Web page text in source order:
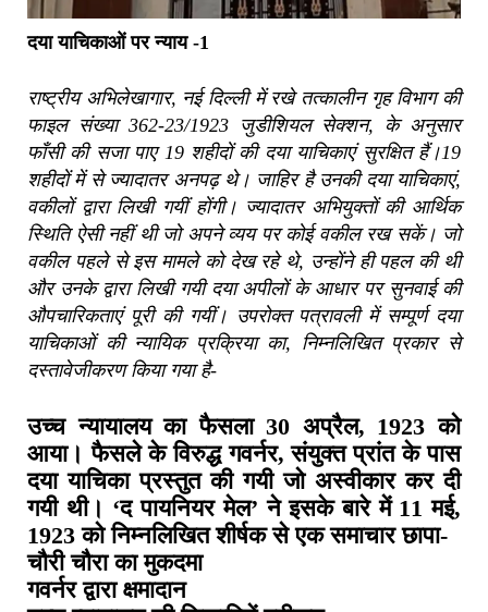
दया याचिकाओं पर न्याय -1
राष्ट्रीय अभिलेखागार, नई दिल्ली में रखे तत्कालीन गृह विभाग की
फाइल संख्या 362-23/1923 जुडीशियल सेक्शन, के अनुसार
फाँसी की सजा पाए 19 शहीदों की दया याचिकाएं सुरक्षित हैं।19
शहीदों में से ज्यादातर अनपढ़ थे। जाहिर है उनकी दया याचिकाएं,
वकीलों द्वारा लिखी गयीं होंगी। ज्यादातर अभियुक्तों की आर्थिक
स्थिति ऐसी नहीं थी जो अपने व्यय पर कोई वकील रख सकें। जो
वकील पहले से इस मामले को देख रहे थे, उन्होंने ही पहल की थी
और उनके द्वारा लिखी गयी दया अपीलों के आधार पर सुनवाई की
औपचारिकताएं पूरी की गयीं। उपरोक्त पत्रावली में सम्पूर्ण दया
याचिकाओं की न्यायिक प्रक्रिया का, निम्नलिखित प्रकार से
दस्तावेजीकरण किया गया है-
उच्च न्यायालय का फैसला 30 अप्रैल, 1923 को
आया। फैसले के विरुद्ध गवर्नर, संयुक्त प्रांत के पास
दया याचिका प्रस्तुत की गयी जो अस्वीकार कर दी
गयी थी। ‘द पायनियर मेल’ ने इसके बारे में 11 मई,
1923 को निम्नलिखित शीर्षक से एक समाचार छापा-
चौरी चौरा का मुकदमा
गवर्नर द्वारा क्षमादान